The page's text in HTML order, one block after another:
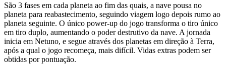
São 3 fases em cada planeta ao fim das quais, a nave pousa no
planeta para reabastecimento, seguindo viagem logo depois rumo ao
planeta seguinte. O único power-up do jogo transforma o tiro único
em tiro duplo, aumentando o poder destrutivo da nave. A jornada
inicia em Netuno, e segue através dos planetas em direção à Terra,
após a qual o jogo recomeça, mais difícil. Vidas extras podem ser
obtidas por pontuação.